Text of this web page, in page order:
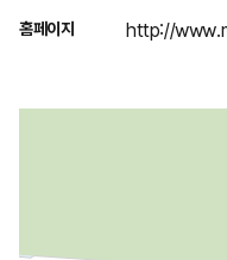
홈페이지 http://